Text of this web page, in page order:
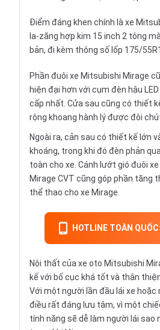
Điểm đáng khen chính là xe
la-zăng hợp kim 15 inch 2 tông
bản, đi kèm thông số lốp 175/
Phần đuôi xe Mitsubishi Mirage
hiện đại hơn với cụm đèn hậu
cấp nhất. Cửa sau cũng có thiết
rộng khoang hành lý được đôi
Ngoài ra, cản sau có thiết kế lớn
khoáng, trong khi đó đèn phản
toàn cho xe. Cánh lướt gió đuôi
Mirage CVT cũng góp phần tăng
thể thao cho xe Mirage.
HOTLINE TOÀN
Nội thất của xe oto Mitsubishi
kế với bố cục khá tốt và thân
Với một người lần đầu lái xe hoặc
điều rất đáng lưu tâm, vì một
tính năng sẽ dễ làm người lái sao